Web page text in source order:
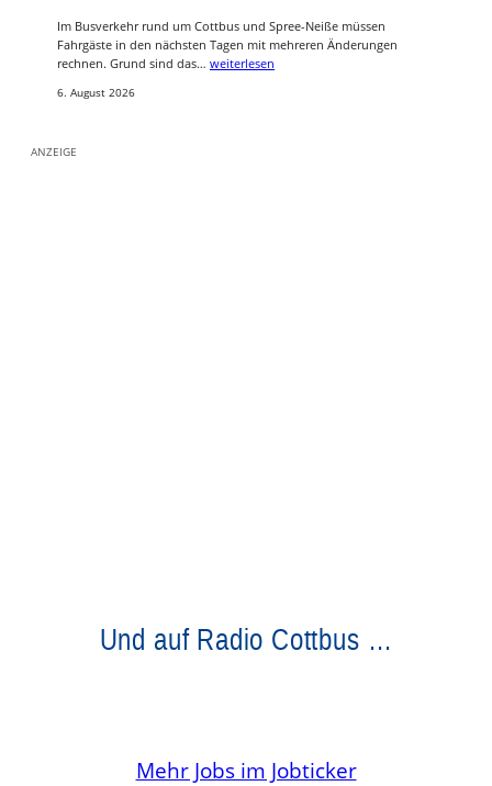
Im Busverkehr rund um Cottbus und Spree-Neiße müssen
Fahrgäste in den nächsten Tagen mit mehreren Änderungen
rechnen. Grund sind das… weiterlesen
6. August 2026
Und auf Radio Cottbus …
Mehr Jobs im Jobticker